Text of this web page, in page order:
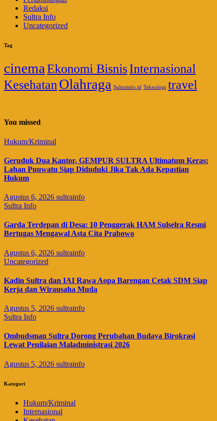
Redaksi
Sultra Info
Uncategorized
Tag
cinema Ekonomi BisnisInternasional
KesehatanOlahraga Sultrainfo.id Teknologi travel
You missed
Hukum/Kriminal
Geruduk Dua Kantor, GEMPUR SULTRA Ultimatum Keras:
Lahan Puuwatu Siap Diduduki Jika Tak Ada Kepastian
Hukum
Agustus 6, 2026 sultrainfo
Sultra Info
Garda Terdepan di Desa: 10 Penggerak HAM Sulselra Resmi
Bertugas Mengawal Asta Cita Prabowo
Agustus 6, 2026 sultrainfo
Uncategorized
Kadin Sultra dan IAI Rawa Aopa Barengan Cetak SDM Siap
Kerja dan Wirausaha Muda
Agustus 5, 2026 sultrainfo
Sultra Info
Ombudsman Sultra Dorong Perubahan Budaya Birokrasi
Lewat Penilaian Maladministrasi 2026
Agustus 5, 2026 sultrainfo
Kategori
Hukum/Kriminal
Internasional